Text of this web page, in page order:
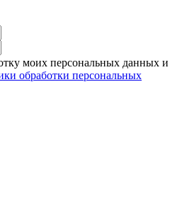
моих персональных данных и
обработки персональных